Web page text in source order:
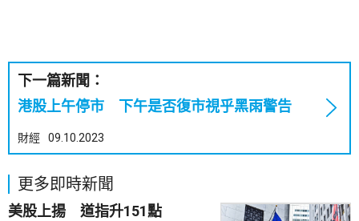
下一篇新聞：
港股上午停市 下午是否復市視乎黑雨警告
財經 09.10.2023
更多即時新聞
美股上揚 道指升151點